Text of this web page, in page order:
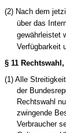
(2) Nach dem
über das
gewährleistet
Verfügbarkeit
§ 11
(1) Alle
der
Rechtswahl
zwingende
Verbraucher